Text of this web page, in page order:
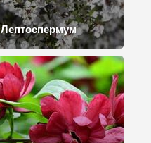
Лептоспермум